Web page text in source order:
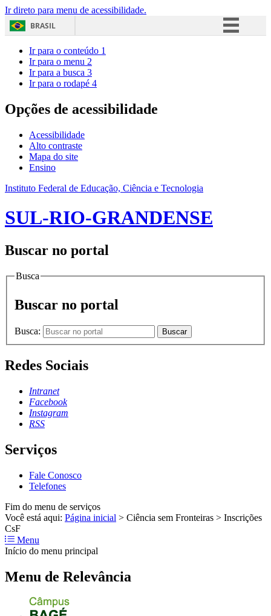
Ir direto para menu de acessibilidade.
BRASIL
Acesso à informação
Ir para o conteúdo 1
Ir para o menu 2
Ir para a busca 3
Ir para o rodapé 4
Opções de acessibilidade
Acessibilidade
Alto contraste
Mapa do site
Ensino
Instituto Federal de Educação, Ciência e Tecnologia
SUL-RIO-GRANDENSE
Buscar no portal
Busca
Buscar no portal
Busca: Buscar
Redes Sociais
Intranet
Facebook
Instagram
RSS
Serviços
Fale Conosco
Telefones
Fim do menu de serviços
Você está aqui: Página inicial > Ciência sem Fronteiras > Inscrições
CsF
Menu
Início do menu principal
Menu de Relevância